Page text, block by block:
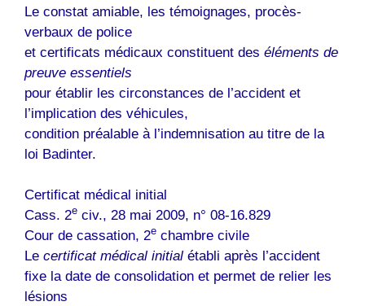
Le constat amiable, les témoignages, procès-
verbaux de police
et certificats médicaux constituent des éléments de
preuve essentiels
pour établir les circonstances de l’accident et
l’implication des véhicules,
condition préalable à l’indemnisation au titre de la
loi Badinter.
Certificat médical initial
Cass. 2e civ., 28 mai 2009, n° 08-16.829
Cour de cassation, 2e chambre civile
Le certificat médical initial établi après l’accident
fixe la date de consolidation et permet de relier les
lésions